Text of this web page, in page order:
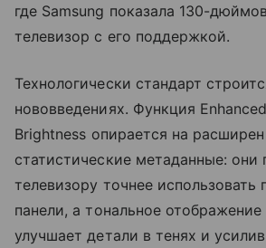
где Samsung показала 130-
телевизор с его поддержкой.
Технологически стандарт
нововведениях. Функция
Brightness опирается на
статистические метаданные: они
телевизору точнее использовать
панели, а тональное
улучшает детали в тенях и